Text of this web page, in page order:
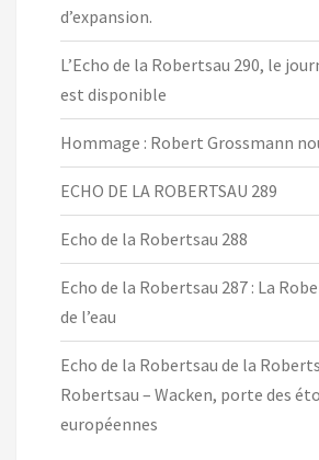
d’expansion.
L’Echo de la Robertsau 290, le
est disponible
Hommage : Robert Grossmann
ECHO DE LA ROBERTSAU 289
Echo de la Robertsau 288
Echo de la Robertsau 287 : La
de l’eau
Echo de la Robertsau de la
Robertsau – Wacken, porte des
européennes